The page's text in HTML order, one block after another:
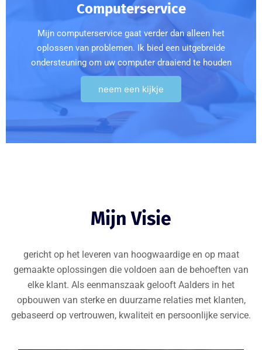
Computerservice
Mijn computerservice gaat verder dan alleen het
oplossen van problemen. Ik bied een uitgebreide
ondersteuning om uw computer draaiend te houden
neem een kijkje
Mijn Visie
gericht op het leveren van hoogwaardige en op maat
gemaakte oplossingen die voldoen aan de behoeften van
elke klant. Als eenmanszaak gelooft Aalders in het
opbouwen van sterke en duurzame relaties met klanten,
gebaseerd op vertrouwen, kwaliteit en persoonlijke service.